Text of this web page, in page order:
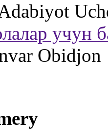
учун
Obidjon